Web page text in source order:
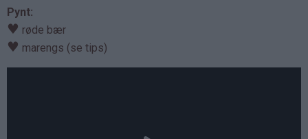
Pynt:
♥ røde bær
♥ marengs (se tips)